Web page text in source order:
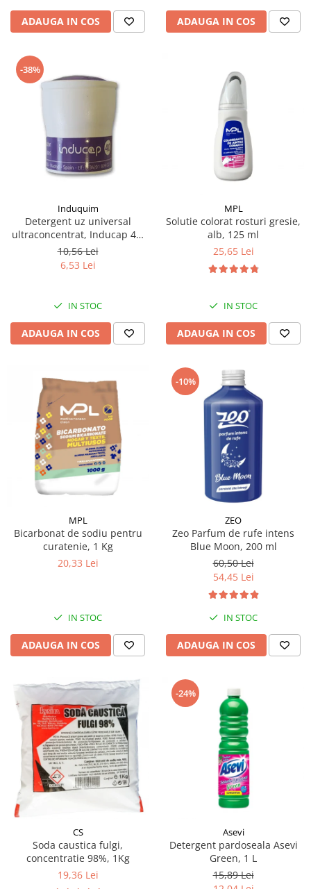
ADAUGA IN COS ADAUGA IN COS
-38%
Induquim
Detergent uz universal
ultraconcentrat, Inducap 40,
22 ml
10,56 Lei
6,53 Lei
IN STOC
ADAUGA IN COS
MPL
Solutie colorat rosturi gresie,
alb, 125 ml
25,65 Lei
IN STOC
ADAUGA IN COS
MPL
Bicarbonat de sodiu pentru
curatenie, 1 Kg
20,33 Lei
IN STOC
ADAUGA IN COS
-10%
ZEO
Zeo Parfum de rufe intens
Blue Moon, 200 ml
60,50 Lei
54,45 Lei
IN STOC
ADAUGA IN COS
CS
Soda caustica fulgi,
concentratie 98%, 1Kg
19,36 Lei
-24%
Asevi
Detergent pardoseala Asevi
Green, 1 L
15,89 Lei